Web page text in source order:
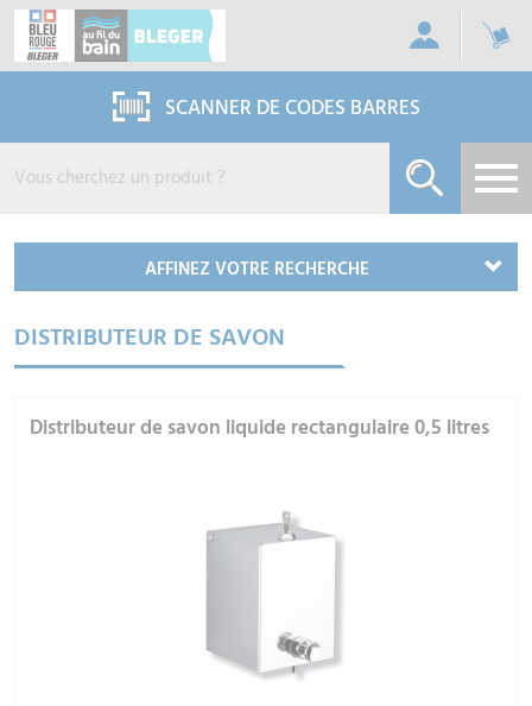
SCANNER DE CODES BARRES
AFFINEZ VOTRE RECHERCHE
DISTRIBUTEUR DE SAVON
Distributeur de savon liquide rectangulaire 0,5 litres
Panneau de gestion des cookies